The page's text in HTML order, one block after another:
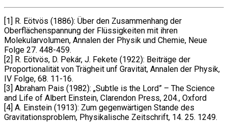
[1] R. Eötvös (1886): Über den Zusammenhang der
Oberflächenspannung der Flüssigkeiten mit ihren
Molekularvolumen, Annalen der Physik und Chemie, Neue
Folge 27. 448-459.
[2] R. Eötvös, D. Pekár, J. Fekete (1922): Beiträge der
Proportionalität von Trägheit unf Gravität, Annalen der Physik,
IV Folge, 68. 11-16.
[3] Abraham Pais (1982): „Subtle is the Lord” – The Science
and Life of Albert Einstein, Clarendon Press, 204., Oxford
[4] A. Einstein (1913): Zum gegenwärtigen Stande des
Gravitationsproblem, Physikalische Zeitschrift, 14. 25. 1249.